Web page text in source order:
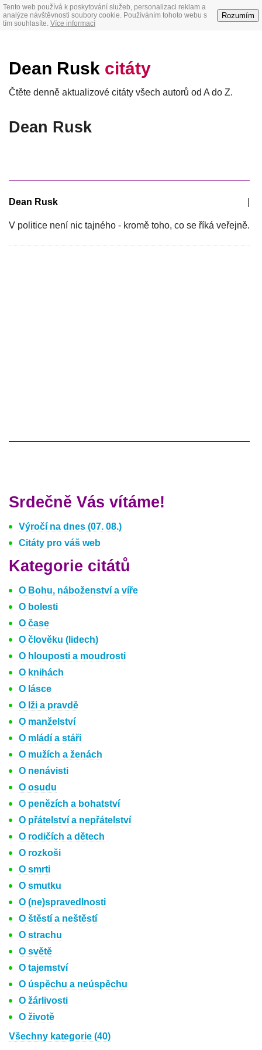
Tento web používá k poskytování služeb, personalizaci reklam a
analýze návštěvnosti soubory cookie. Používáním tohoto webu s
tím souhlasíte. Více informací
Rozumím
Dean Rusk citáty
Čtěte denně aktualizové citáty všech autorů od A do Z.
Dean Rusk
Dean Rusk
V politice není nic tajného - kromě toho, co se říká veřejně.
Srdečně Vás vítáme!
Výročí na dnes (07. 08.)
Citáty pro váš web
Kategorie citátů
O Bohu, náboženství a víře
O bolesti
O čase
O člověku (lidech)
O hlouposti a moudrosti
O knihách
O lásce
O lži a pravdě
O manželství
O mládí a stáři
O mužích a ženách
O nenávisti
O osudu
O penězích a bohatství
O přátelství a nepřátelství
O rodičích a dětech
O rozkoši
O smrti
O smutku
O (ne)spravedlnosti
O štěstí a neštěstí
O strachu
O světě
O tajemství
O úspěchu a neúspěchu
O žárlivosti
O životě
Všechny kategorie (40)